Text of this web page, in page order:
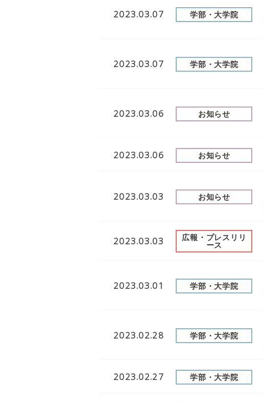
2023.03.07 学部・大学院
2023.03.07 学部・大学院
2023.03.06 お知らせ
2023.03.06 お知らせ
2023.03.03 お知らせ
2023.03.03
広報・プレスリリ
ース
2023.03.01 学部・大学院
2023.02.28 学部・大学院
2023.02.27 学部・大学院